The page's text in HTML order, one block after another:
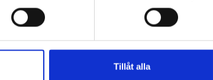
Tillåt alla
skulle göra
berättar att de
digitalt på